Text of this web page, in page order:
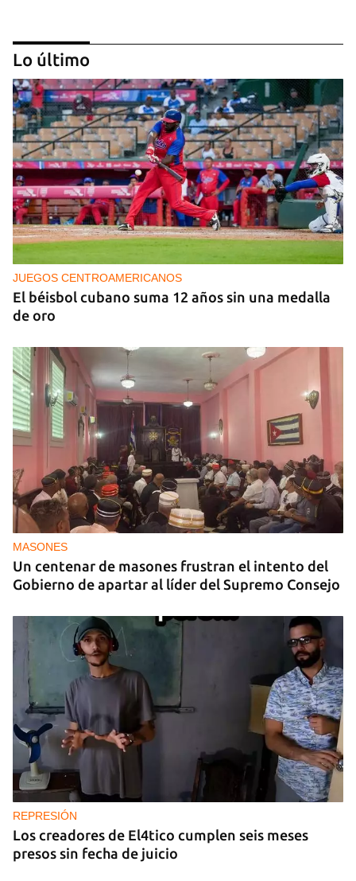
NICARAGUA
EE UU propone a la OEA convocar a los
cancilleres para "tomar medidas" contra las
decisiones de Ortega
Lo último
JUEGOS CENTROAMERICANOS
El béisbol cubano suma 12 años sin una medalla
de oro
MASONES
Un centenar de masones frustran el intento del
Gobierno de apartar al líder del Supremo Consejo
REPRESIÓN
Los creadores de El4tico cumplen seis meses
presos sin fecha de juicio